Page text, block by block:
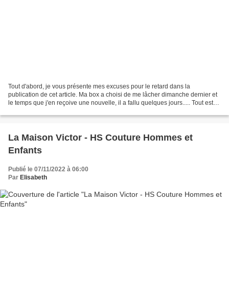
Tout d'abord, je vous présente mes excuses pour le retard dans la
publication de cet article. Ma box a choisi de me lâcher dimanche dernier et
le temps que j'en reçoive une nouvelle, il a fallu quelques jours..... Tout est
La Maison Victor - HS Couture Hommes et
Enfants
Publié le 07/11/2022 à 06:00
Par Elisabeth